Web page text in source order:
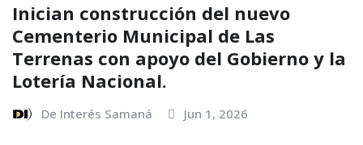
Inician construcción del nuevo
Cementerio Municipal de Las
Terrenas con apoyo del Gobierno y la
Lotería Nacional.
De Interés Samaná Jun 1, 2026